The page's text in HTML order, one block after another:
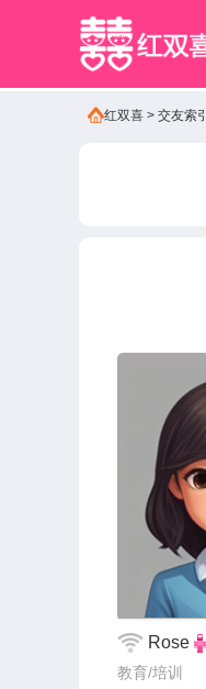
红双喜 > 交友索引
Rose
教育/培训